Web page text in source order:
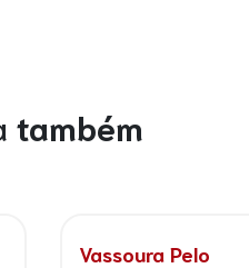
também
Vassoura Uso Geral